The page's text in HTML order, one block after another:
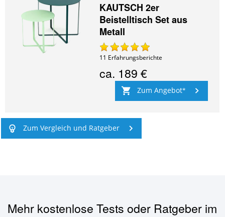
KAUTSCH 2er
Beistelltisch Set aus
Metall
11 Erfahrungsberichte
ca. 189 €
Zum Angebot
Zum Vergleich und Ratgeber
Mehr kostenlose Tests oder Ratgeber im